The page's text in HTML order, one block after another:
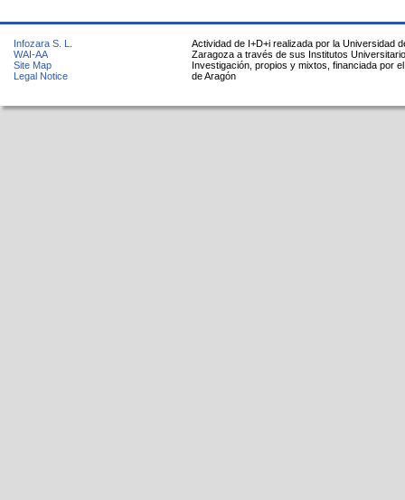
Infozara S. L.
WAI-AA
Site Map
Legal Notice
Actividad de I+D+i realizada por la Universidad
Zaragoza a través de sus Institutos
Investigación, propios y mixtos, financiada por
de Aragón